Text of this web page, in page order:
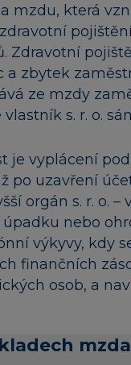
mzdu, která
Zdravotní
a zbytek
ze mzdy
vlastník s. r. o.
je vyplácení
po uzavření
orgán s. r. o.
nebo
výkyvy, kdy
finančních
osob, a